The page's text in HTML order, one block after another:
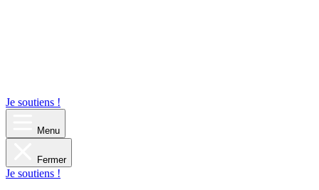
Je soutiens !
Menu
Fermer
Je soutiens !